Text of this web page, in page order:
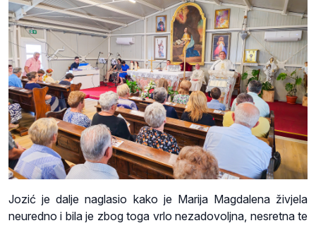
Jozić je dalje naglasio kako je Marija Magdalena živjela
neuredno i bila je zbog toga vrlo nezadovoljna, nesretna te